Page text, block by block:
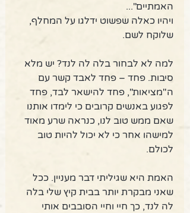
האמתיים"...
ויהיו כאלה שפשוט ידלגו על המחלף,
שלוקח לשם.
למה לא לבחור בלה לה לנד? יש מלא
סיבות. פחד – פחד לאבד קשר עם
ה"מציאות", פחד להישאר לבד, פחד
לפגוע באנשים קרובים כי לימדו אותנו
שאם ממש טוב לנו, כנראה שרע מאוד
למישהו אחר כי לא יכול להיות טוב
לכולם.
האמת היא שגיליתי דבר מעניין. ככל
שאני מבקרת יותר בבית קיץ שלי בלה
לה לנד, כך חיי וחיי הסובבים אותי